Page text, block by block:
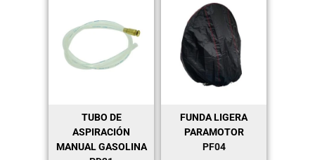
TUBO DE
ASPIRACIÓN
MANUAL GASOLINA
FUNDA LIGERA
PARAMOTOR
PF04